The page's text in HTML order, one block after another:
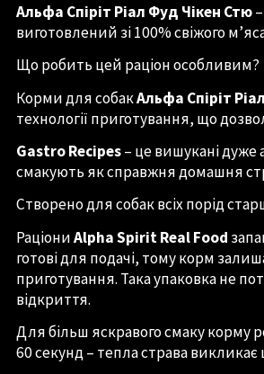
Альфа Спіріт Ріал Фуд Чікен Стю
виготовлений зі 100% свіжого
Що робить цей раціон особливим?
Корми для собакАльфа Спіріт
технології приготування, що
Gastro Recipes– це вишукані дуже
смакують як справжня домашня
Створено для собак всіх порід
РаціониAlpha Spirit Real Food
готові для подачі, тому корм
приготування. Така упаковка не
відкриття.
Для більш яскравого смаку корму
60 секунд – тепла страва